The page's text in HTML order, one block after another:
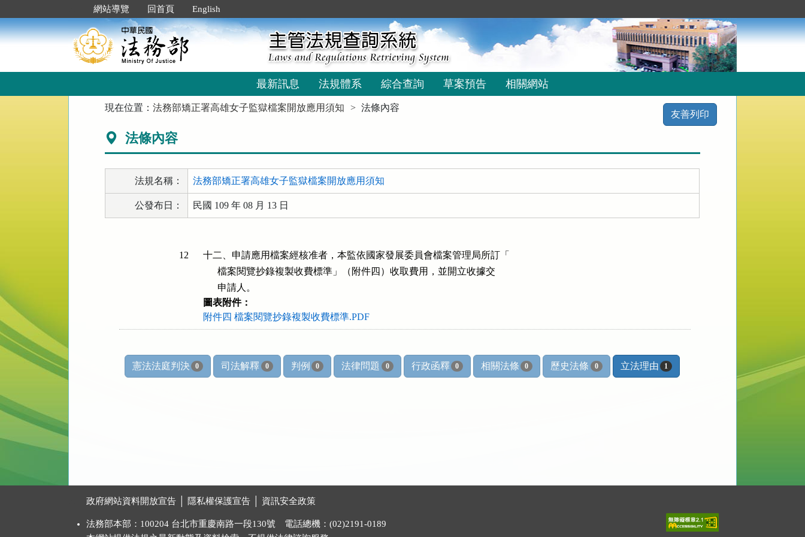
到
主
要
網站導覽 回首頁 English
最新訊息 法規體系 綜合查詢 草案預告 相關網站
現在位置：法務部矯正署高雄女子監獄檔案開放應用須知 法條內容
友善列印
法條內容
法規名稱： 法務部矯正署高雄女子監獄檔案開放應用須知
公發布日： 民國 109 年 08 月 13 日
12
十二、申請應用檔案經核准者，本監依國家發展委員會檔案管理局所訂「
      檔案閱覽抄錄複製收費標準」（附件四）收取費用，並開立收據交
      申請人。
圖表附件：
附件四 檔案閱覽抄錄複製收費標準.PDF
憲法法庭判決 0 司法解釋 0 判例 0 法律問題 0 行政函釋 0 相關法條 0 歷史法條 0 立法理由 1
政府網站資料開放宣告 隱私權保護宣告 資訊安全政策
法務部本部：100204 台北市重慶南路一段130號 電話總機：(02)2191-0189